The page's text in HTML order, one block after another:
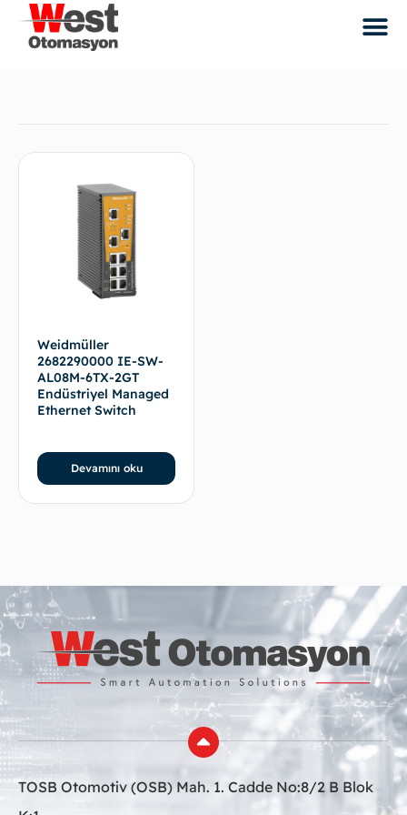
Weidmüller
2682290000 IE-SW-
AL08M-6TX-2GT
Endüstriyel Managed
Ethernet Switch
Devamını oku
TOSB Otomotiv (OSB) Mah. 1. Cadde No:8/2 B Blok